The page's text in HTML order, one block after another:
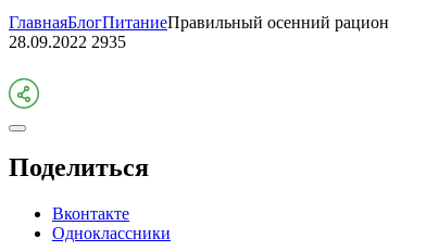
ГлавнаяБлогПитаниеПравильный осенний рацион
28.09.2022 2935
Поделиться
Вконтакте
Одноклассники